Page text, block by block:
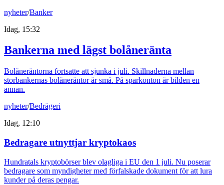
nyheter/Banker
Idag, 15:32
Bankerna med lägst bolåneränta
Bolåneräntorna fortsatte att sjunka i juli. Skillnaderna mellan
storbankernas bolåneräntor är små. På sparkonton är bilden en
annan.
nyheter/Bedrägeri
Idag, 12:10
Bedragare utnyttjar kryptokaos
Hundratals kryptobörser blev olagliga i EU den 1 juli. Nu poserar
bedragare som myndigheter med förfalskade dokument för att lura
kunder på deras pengar.